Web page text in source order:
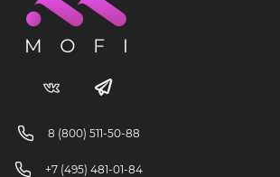
8 (800) 511-50-88
+7 (495) 481-01-84